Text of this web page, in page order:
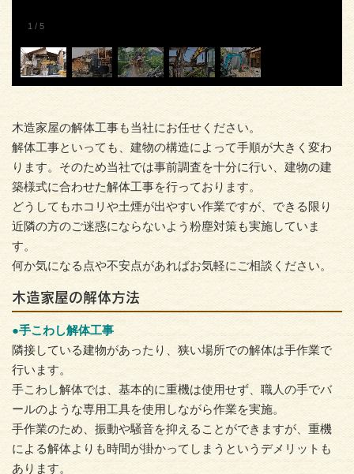
1 / 5
木造家屋の解体工事も当社にお任せください。
解体工事といっても、建物の構造によって手順が大きく変わ
ります。そのため当社では事前調査を十分に行い、建物の建
築様式に合わせた解体工事を行っております。
どうしてもホコリや土煙が出やすい作業ですが、できる限り
近隣の方のご迷惑にならないよう粉塵対策も実施していま
す。
何か気になる点や不安点があればお気軽にご相談ください。
木造家屋の解体方法
●手こわし解体工事
隣接している建物があったり、狭い場所での解体は手作業で
行います。
手こわし解体では、基本的に重機は使用せず、職人の手でバ
ールのような専用工具を使用しながら作業を実施。
手作業のため、振動や騒音を抑えることができますが、重機
による解体よりも時間が掛かってしまうというデメリットも
あります。